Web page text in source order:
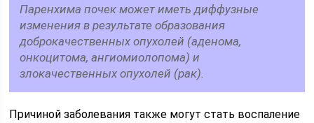
Паренхима почек может иметь диффузные
изменения в результате образования
доброкачественных опухолей (аденома,
онкоцитома, ангиомиолопома) и
злокачественных опухолей (рак).
Причиной заболевания также могут стать воспаление